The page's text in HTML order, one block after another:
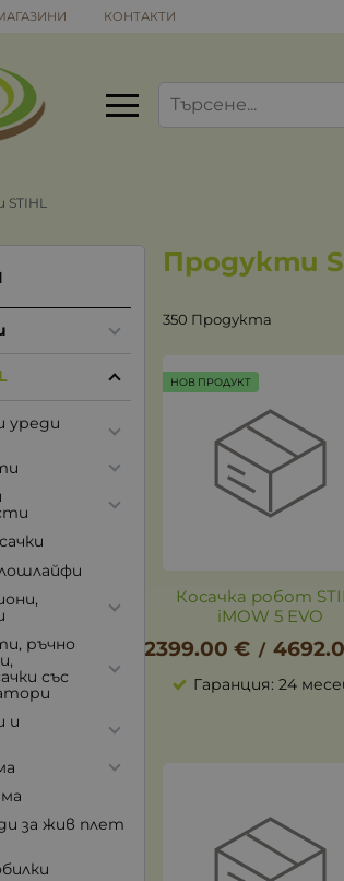
КОНТАКТИ
Продукти
350 Продукта
Косачка робот
iMOW 5 EVO
2399.00 € /
Гаранция: 24
НОВ ПРОДУКТ
уреди
ръчно
със
и
за жив плет